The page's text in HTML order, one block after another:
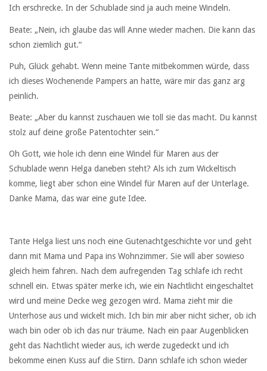
Ich erschrecke. In der Schublade sind ja auch meine Windeln.
Beate: „Nein, ich glaube das will Anne wieder machen. Die kann das
schon ziemlich gut.“
Puh, Glück gehabt. Wenn meine Tante mitbekommen würde, dass
ich dieses Wochenende Pampers an hatte, wäre mir das ganz arg
peinlich.
Beate: „Aber du kannst zuschauen wie toll sie das macht. Du kannst
stolz auf deine große Patentochter sein.“
Oh Gott, wie hole ich denn eine Windel für Maren aus der
Schublade wenn Helga daneben steht? Als ich zum Wickeltisch
komme, liegt aber schon eine Windel für Maren auf der Unterlage.
Danke Mama, das war eine gute Idee.
Tante Helga liest uns noch eine Gutenachtgeschichte vor und geht
dann mit Mama und Papa ins Wohnzimmer. Sie will aber sowieso
gleich heim fahren. Nach dem aufregenden Tag schlafe ich recht
schnell ein. Etwas später merke ich, wie ein Nachtlicht eingeschaltet
wird und meine Decke weg gezogen wird. Mama zieht mir die
Unterhose aus und wickelt mich. Ich bin mir aber nicht sicher, ob ich
wach bin oder ob ich das nur träume. Nach ein paar Augenblicken
geht das Nachtlicht wieder aus, ich werde zugedeckt und ich
bekomme einen Kuss auf die Stirn. Dann schlafe ich schon wieder